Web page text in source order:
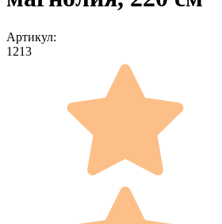
Артикул:
1213